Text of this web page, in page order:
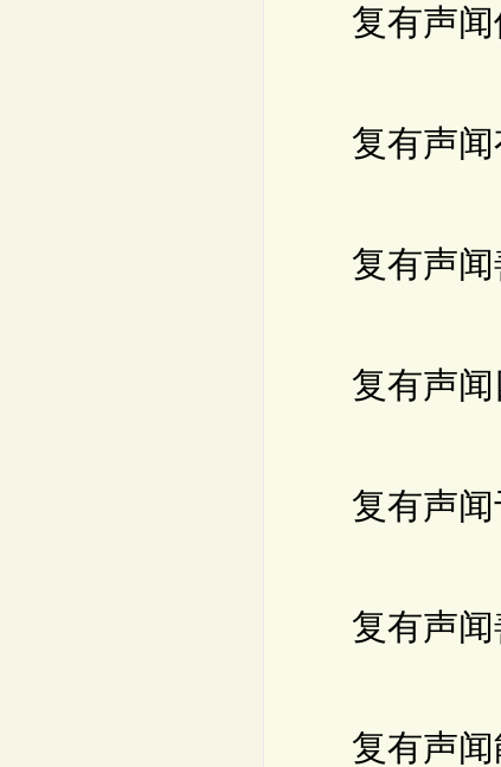
复有声闻修
复有声闻有
复有声闻善
复有声闻四
复有声闻于
复有声闻善
复有声闻能